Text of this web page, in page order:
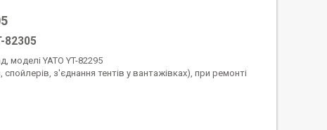
82305
YATO YT-82295
з'єднання тентів у вантажівках), при ремонті